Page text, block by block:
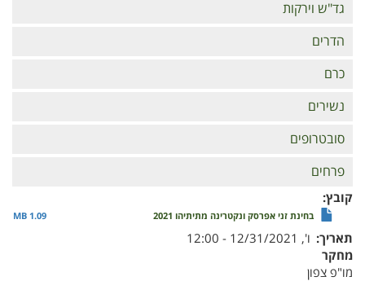
גד"ש וירקות
הדרים
כרם
נשירים
סובטרופים
פרחים
קובץ
בחינת זני אפרסק ונקטרינה מתיתיהו 2021 1.09 MB
תאריך ו', 12/31/2021 - 12:00
מחקר
מו"פ צפון